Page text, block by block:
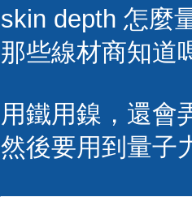
skin depth 怎麼
那些線材商知道
用鐵用鎳，還會
然後要用到量子